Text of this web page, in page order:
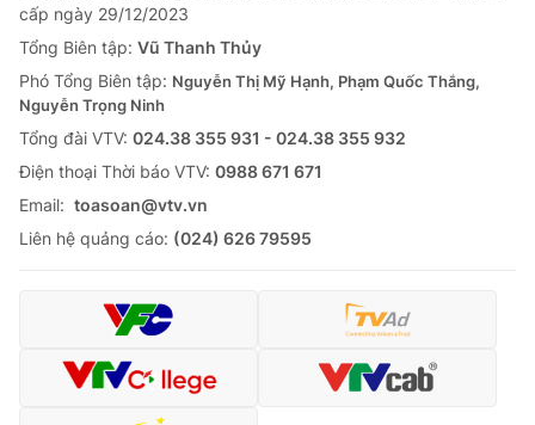
cấp ngày 29/12/2023
Tổng Biên tập: Vũ Thanh Thủy
Phó Tổng Biên tập: Nguyễn Thị Mỹ Hạnh, Phạm Quốc Thắng,
Nguyễn Trọng Ninh
Tổng đài VTV: 024.38 355 931 - 024.38 355 932
Ðiện thoại Thời báo VTV: 0988 671 671
Email: toasoan@vtv.vn
Liên hệ quảng cáo: (024) 626 79595